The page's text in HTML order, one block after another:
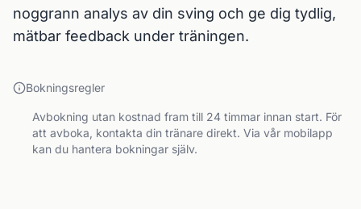
noggrann analys av din sving och ge dig tydlig,
mätbar feedback under träningen.
Bokningsregler
Avbokning utan kostnad fram till 24 timmar innan start. För
att avboka, kontakta din tränare direkt. Via vår mobilapp
kan du hantera bokningar själv.